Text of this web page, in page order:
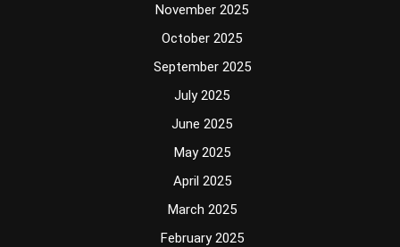
November 2025
October 2025
September 2025
July 2025
June 2025
May 2025
April 2025
March 2025
February 2025